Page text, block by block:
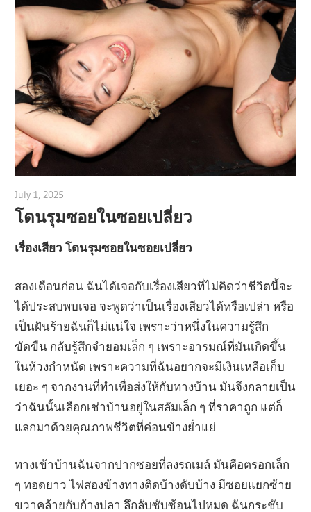
July 1, 2025
โดนรุมซอยในซอยเปลี่ยว
เรื่องเสียว โดนรุมซอยในซอยเปลี่ยว
สองเดือนก่อน ฉันได้เจอกับเรื่องเสียวที่ไม่คิดว่าชีวิตนี้จะ
ได้ประสบพบเจอ จะพูดว่าเป็นเรื่องเสียวได้หรือเปล่า หรือ
เป็นฝันร้ายฉันก็ไม่แน่ใจ เพราะว่าหนึ่งในความรู้สึก
ขัดขืน กลับรู้สึกจำยอมเล็ก ๆ เพราะอารมณ์ที่มันเกิดขึ้น
ในห้วงกำหนัด เพราะความที่ฉันอยากจะมีเงินเหลือเก็บ
เยอะ ๆ จากงานที่ทำเพื่อส่งให้กับทางบ้าน มันจึงกลายเป็น
ว่าฉันนั้นเลือกเช่าบ้านอยู่ในสลัมเล็ก ๆ ที่ราคาถูก แต่ก็
แลกมาด้วยคุณภาพชีวิตที่ค่อนข้างย่ำแย่
ทางเข้าบ้านฉันจากปากซอยที่ลงรถเมล์ มันคือตรอกเล็ก
ๆ ทอดยาว ไฟสองข้างทางติดบ้างดับบ้าง มีซอยแยกซ้าย
ขวาคล้ายกับก้างปลา ลึกลับซับซ้อนไปหมด ฉันกระชับ